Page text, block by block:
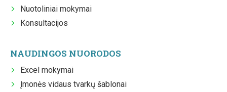
Nuotoliniai mokymai
Konsultacijos
NAUDINGOS NUORODOS
Excel mokymai
Įmonės vidaus tvarkų šablonai